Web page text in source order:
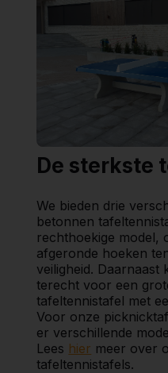
De sterkste
We bieden drie
betonnen
rechthoekige model,
afgeronde hoeken
veiligheid. Daarnaast
terecht voor een
tafeltennistafel met
Voor onze
er verschillende
Lees hier meer over
tafeltennistafels.